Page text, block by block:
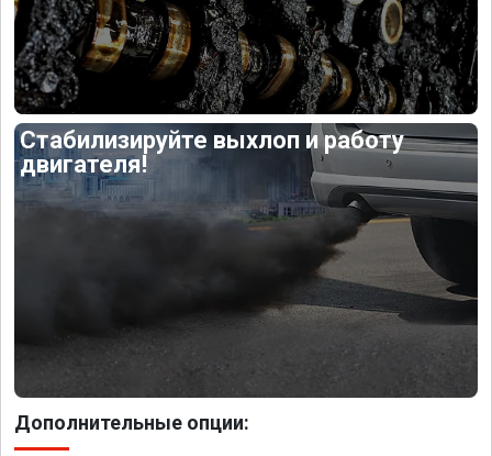
Стабилизируйте выхлоп и работу
двигателя!
Дополнительные опции: